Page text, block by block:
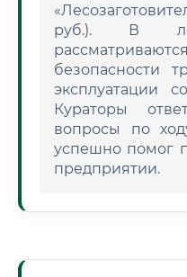
руб.). В
безопасности
эксплуатации
Кураторы
вопросы по
успешно помог
предприятии.